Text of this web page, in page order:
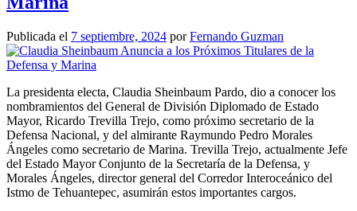
Publicada el 7 septiembre, 2024 porFernando Guzman
La presidenta electa, Claudia Sheinbaum Pardo, dio a conocer los
nombramientos del General de División Diplomado de Estado
Mayor, Ricardo Trevilla Trejo, como próximo secretario de la
Defensa Nacional, y del almirante Raymundo Pedro Morales
Ángeles como secretario de Marina. Trevilla Trejo, actualmente Jefe
del Estado Mayor Conjunto de la Secretaría de la Defensa, y
Morales Ángeles, director general del Corredor Interoceánico del
Istmo de Tehuantepec, asumirán estos importantes cargos.